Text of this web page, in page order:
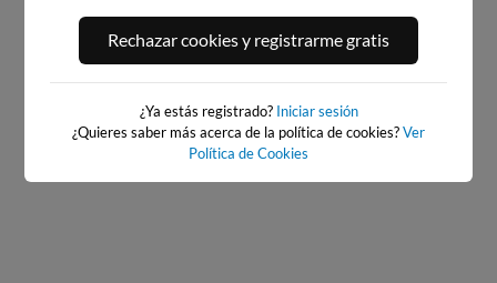
PLAYA DEL CURA,
TORREVIEJA
203km · Torrevieja
PLAYA DE LOS LOCOS,
TORREVIEJA
204km · Torrevieja
Rechazar cookies y registrarme gratis
¿Ya estás registrado? Iniciar sesión
¿Quieres saber más acerca de la política de cookies?Ver
Política de Cookies